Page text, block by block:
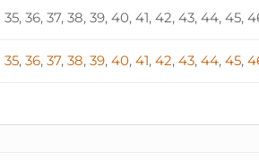
35, 36, 37, 38, 39, 40, 41, 42, 43, 44, 45,
35,36,37,38,39,40,41,42,43,44,45,